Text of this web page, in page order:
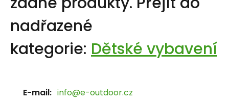
nadřazené
kategorie: Dětské vybavení
E-mail: info@e-outdoor.cz